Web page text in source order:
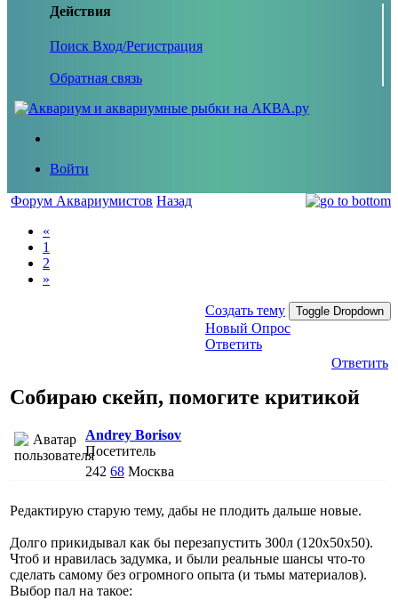
Действия
Поиск Вход/Регистрация
Обратная связь
Войти
Форум Аквариумистов Назад
«
1
2
»
Создать тему Toggle Dropdown
Новый Опрос
Ответить
Ответить
Собираю скейп, помогите критикой
Andrey Borisov
Посетитель
242 68 Москва
Редактирую старую тему, дабы не плодить дальше новые.
Долго прикидывал как бы перезапустить 300л (120х50х50).
Чтоб и нравилась задумка, и были реальные шансы что-то
сделать самому без огромного опыта (и тьмы материалов).
Выбор пал на такое: